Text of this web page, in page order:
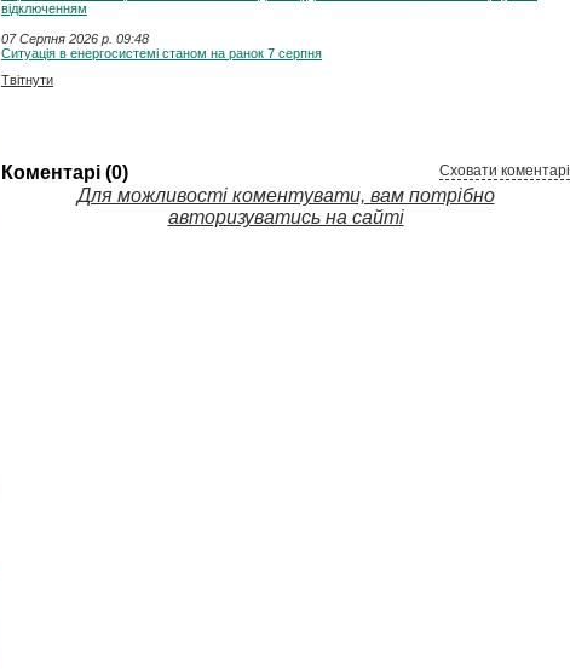
відключенням
07 Серпня 2026 p. 09:48
Ситуація в енергосистемі станом на ранок 7 серпня
Твітнути
Коментарі (0) Сховати коментарі
Для можливості коментувати, вам потрібно
авторизуватись на сайті